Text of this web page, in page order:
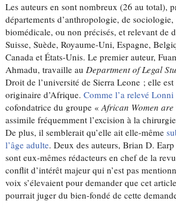
Les auteurs en sont nombreux (26 au total),
départements d’anthropologie, de sociologie,
biomédicale, ou non précisés, et relevant de
Suisse, Suède, Royaume-Uni, Espagne,
Canada et États-Unis. Le premier auteur,
Ahmadu, travaille auDepartment of Legal
Droit de l’université de Sierra Leone ; elle est
originaire d’Afrique.Comme l’a relevé Lonni
cofondatrice du groupe «African Women are
assimile fréquemment l’excision à la
De plus, il semblerait qu’elle ait elle-même
l’âge adulte. Deux des auteurs, Brian D.
sont eux-mêmes rédacteurs en chef de la
conflit d’intérêt majeur qui n’est pas
voix s’élevaient pour demander que cet
pourrait juger du bien-fondé de cette